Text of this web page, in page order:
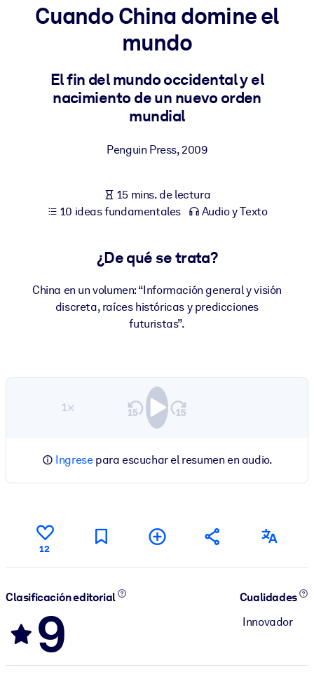
Integre conocimientos verificados y breves en su LMS/LXP para
obtener mejores resultados de aprendizaje.
Para bibliotecas corporativas
empresariales confiables y listos para usar.
Alimente sus sistemas de IA con conocimientos fiables y
estructurados para mejorar los resultados.
Cuando China domine el
mundo
El fin del mundo occidental y el
nacimiento de un nuevo orden
mundial
Penguin Press,2009
15 mins. de lectura
10 ideas fundamentales
Audio y Texto
¿De qué se trata?
China en un volumen: “Información general y visión
discreta, raíces históricas y predicciones
futuristas”.
1×
Ingresepara escuchar el resumen en audio.
12
Clasificación editorial
9
Cualidades
Innovador